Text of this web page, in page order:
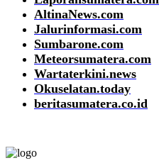
AltinaNews.com
Jalurinformasi.com
Sumbarone.com
Meteorsumatera.com
Wartaterkini.news
Okuselatan.today
beritasumatera.co.id